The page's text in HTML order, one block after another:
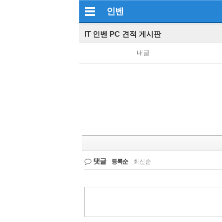
인벤
IT 인벤 PC 견적 게시판
내글
댓글 등록순 최신순